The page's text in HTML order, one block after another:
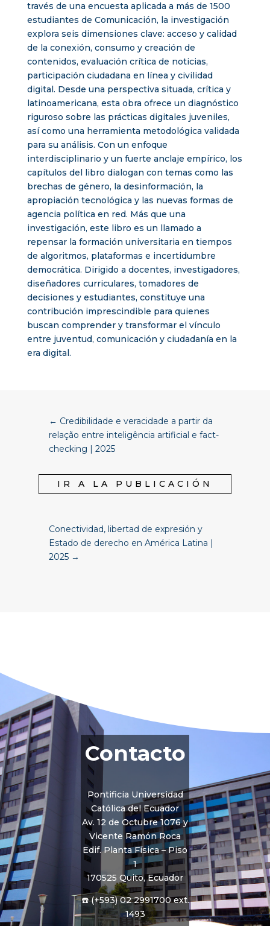
través de una encuesta aplicada a más de 1500
estudiantes de Comunicación, la investigación
explora seis dimensiones clave: acceso y calidad
de la conexión, consumo y creación de
contenidos, evaluación crítica de noticias,
participación ciudadana en línea y civilidad
digital. Desde una perspectiva situada, crítica y
latinoamericana, esta obra ofrece un diagnóstico
riguroso sobre las prácticas digitales juveniles,
así como una herramienta metodológica validada
para su análisis. Con un enfoque
interdisciplinario y un fuerte anclaje empírico, los
capítulos del libro dialogan con temas como las
brechas de género, la desinformación, la
apropiación tecnológica y las nuevas formas de
agencia política en red. Más que una
investigación, este libro es un llamado a
repensar la formación universitaria en tiempos
de algoritmos, plataformas e incertidumbre
democrática. Dirigido a docentes, investigadores,
diseñadores curriculares, tomadores de
decisiones y estudiantes, constituye una
contribución imprescindible para quienes
buscan comprender y transformar el vínculo
entre juventud, comunicación y ciudadanía en la
era digital.
← Credibilidade e veracidade a partir da
relação entre inteligência artificial e fact-
checking | 2025
IR A LA PUBLICACIÓN
Conectividad, libertad de expresión y
Estado de derecho en América Latina |
2025→
Contacto
Pontificia Universidad
Católica del Ecuador
Av. 12 de Octubre 1076 y
Vicente Ramón Roca
Edif. Planta Física – Piso
1
170525 Quito, Ecuador
☎️ (+593) 02 2991700 ext.
1493